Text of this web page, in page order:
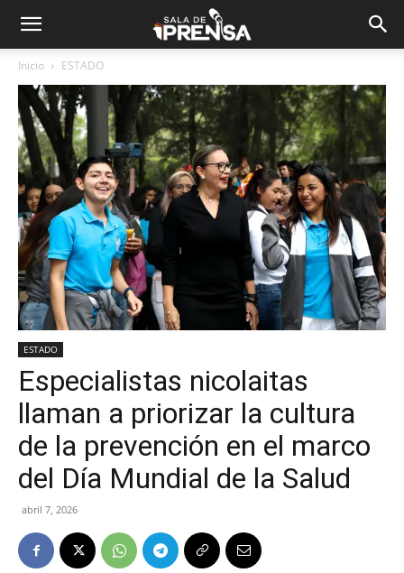
Inicio ESTADO
ESTADO
Especialistas nicolaitas
llaman a priorizar la cultura
de la prevención en el marco
del Día Mundial de la Salud
abril 7, 2026